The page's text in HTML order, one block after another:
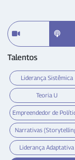
Talentos
Liderança Sistêmica
Teoria U
Empreendedor de
Narrativas
Liderança Adaptativa